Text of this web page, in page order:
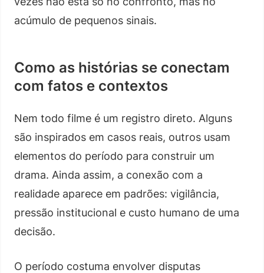
acúmulo de pequenos sinais.
Como as histórias se conectam
com fatos e contextos
Nem todo filme é um registro direto. Alguns
são inspirados em casos reais, outros usam
elementos do período para construir um
drama. Ainda assim, a conexão com a
realidade aparece em padrões: vigilância,
pressão institucional e custo humano de uma
decisão.
O período costuma envolver disputas